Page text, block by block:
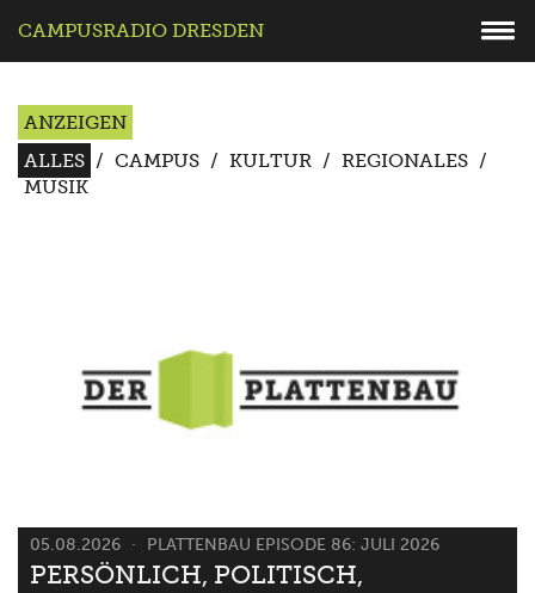
CAMPUSRADIO DRESDEN
ANZEIGEN
ALLES / CAMPUS / KULTUR / REGIONALES /
MUSIK
05.08.2026 PLATTENBAU EPISODE 86: JULI 2026
PERSÖNLICH, POLITISCH,